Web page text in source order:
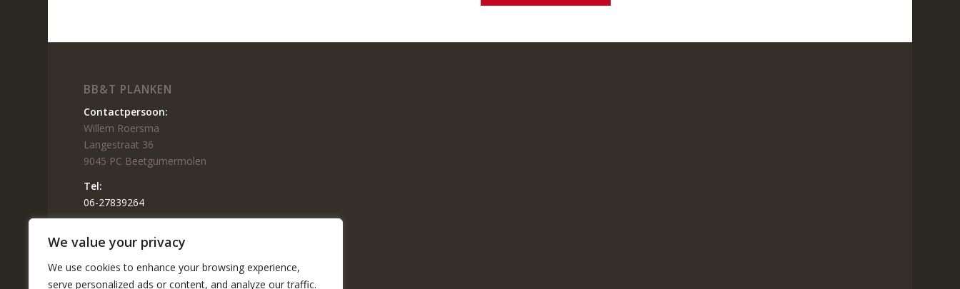
We value your privacy
We use cookies to enhance your browsing experience,
serve personalized ads or content, and analyze our traffic.
BB&T PLANKEN
Contactpersoon:
Willem Roersma
Langestraat 36
9045 PC Beetgumermolen
Tel:
06-27839264
info@bbt-planken.nl
KvK:63204762